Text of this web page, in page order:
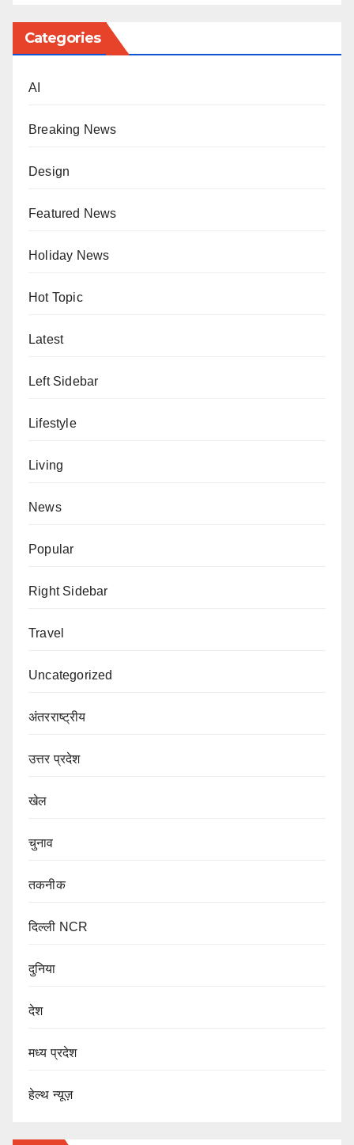
Categories
AI
Breaking News
Design
Featured News
Holiday News
Hot Topic
Latest
Left Sidebar
Lifestyle
Living
News
Popular
Right Sidebar
Travel
Uncategorized
अंतरराष्ट्रीय
उत्तर प्रदेश
खेल
चुनाव
तकनीक
दिल्ली NCR
दुनिया
देश
मध्य प्रदेश
हेल्थ न्यूज़